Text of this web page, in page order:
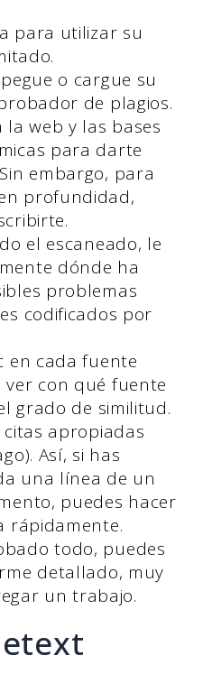
para utilizar su
o cargue su
de plagios.
web y las bases
para darte
embargo, para
profundidad,
el escaneado, le
dónde ha
problemas
codificados por
en cada fuente
con qué fuente
grado de similitud.
apropiadas
Así, si has
una línea de un
puedes hacer
rápidamente.
todo, puedes
detallado, muy
un trabajo.